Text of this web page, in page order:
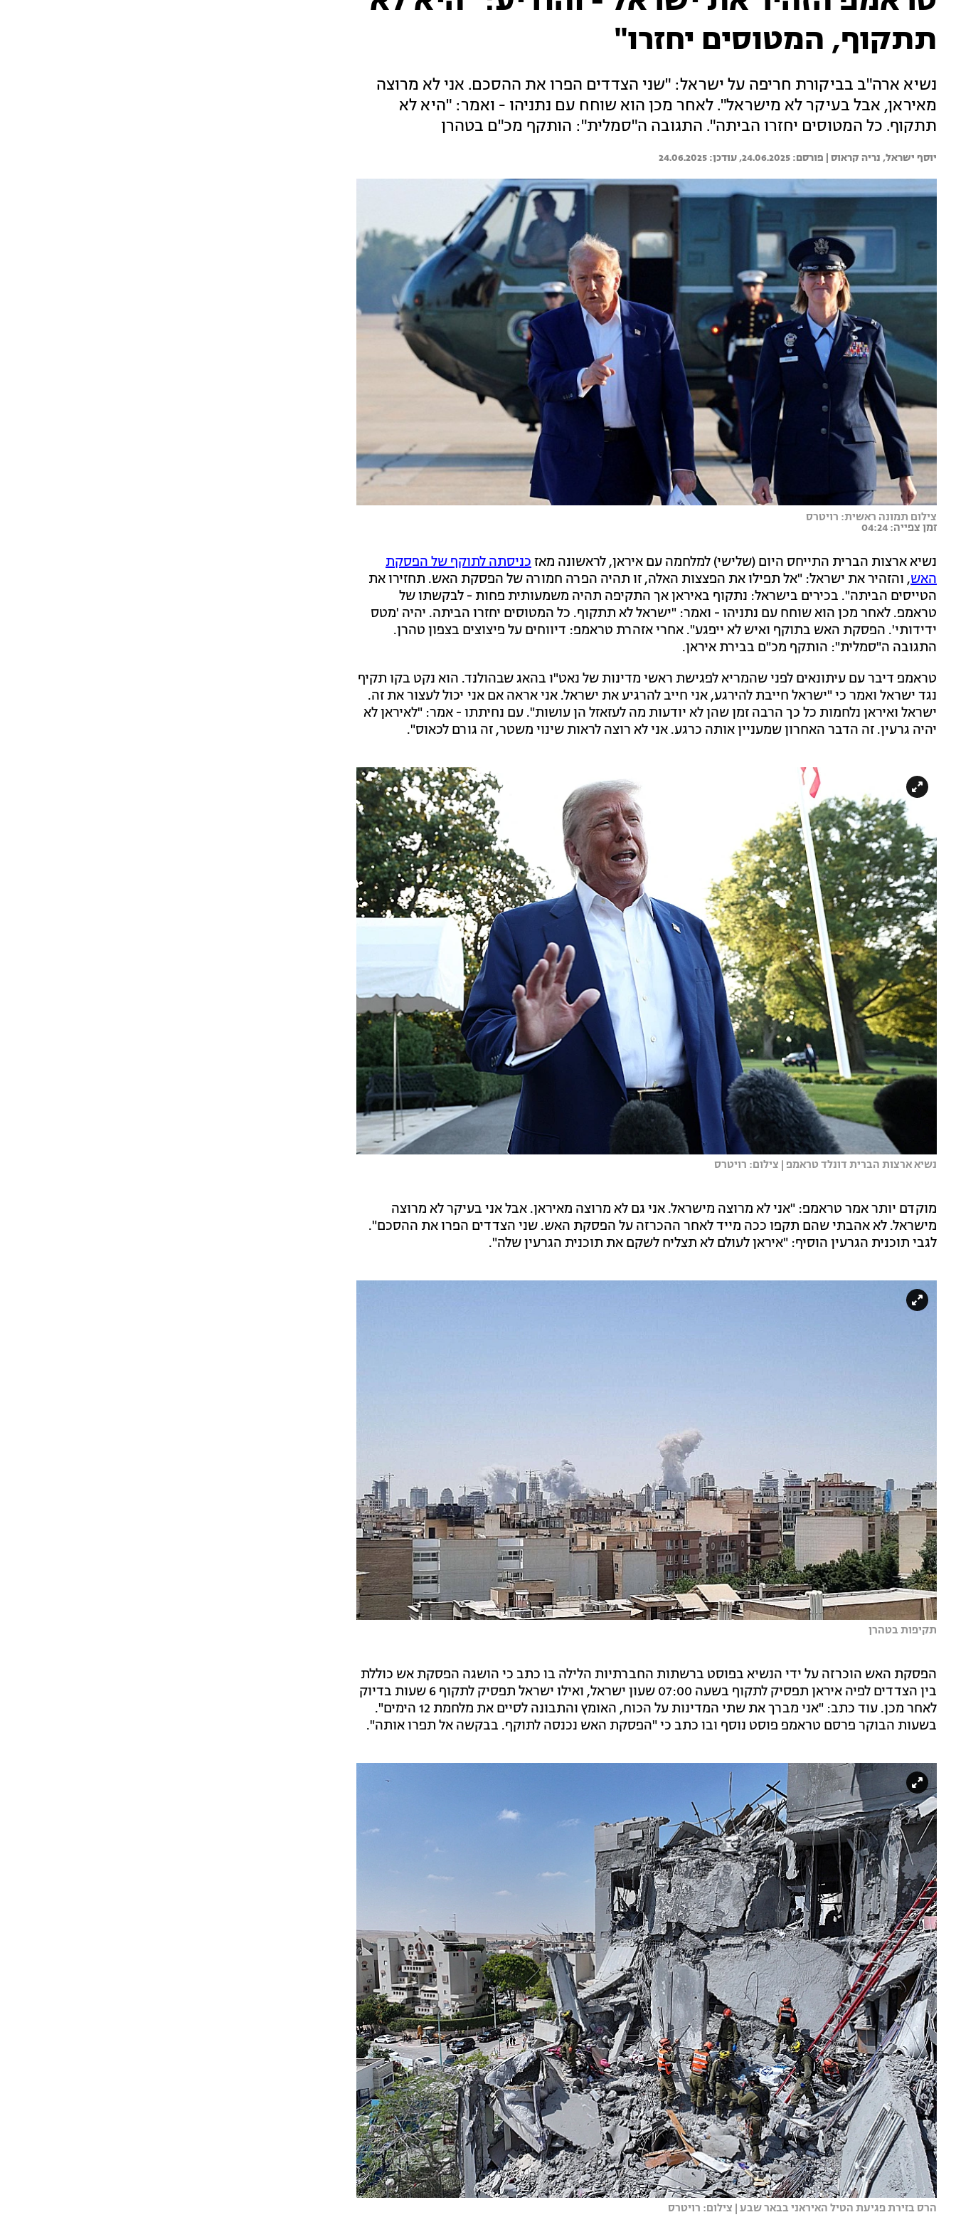
תתקוף, המטוסים יחזרו"
נשיא ארה"ב בביקורת חריפה על ישראל: "שני הצדדים הפרו את ההסכם. אני לא מרוצה
מאיראן, אבל בעיקר לא מישראל". לאחר מכן הוא שוחח עם נתניהו - ואמר: "היא לא
תתקוף. כל המטוסים יחזרו הביתה". התגובה ה"סמלית": הותקף מכ"ם בטהרן
יוסף ישראל, נריה קראוס | 24.06.2025
24.06.2025
צילום תמונה ראשית: רויטרס
זמן צפייה: 04:24
נשיא ארצות הברית התייחס היום (שלישי) למלחמה עם איראן, לראשונה מאזכניסתה לתוקף של הפסקת
האש, והזהיר את ישראל: "אל תפילו את הפצצות האלה, זו תהיה הפרה חמורה של הפסקת האש. תחזירו את
הטייסים הביתה". בכירים בישראל: נתקוף באיראן אך התקיפה תהיה משמעותית פחות - לבקשתו של
טראמפ. לאחר מכן הוא שוחח עם נתניהו - ואמר: "ישראל לא תתקוף. כל המטוסים יחזרו הביתה. יהיה 'מטס
ידידותי'. הפסקת האש בתוקף ואיש לא ייפגע". אחרי אזהרת טראמפ: דיווחים על פיצוצים בצפון טהרן.
התגובה ה"סמלית": הותקף מכ"ם בבירת איראן.
טראמפ דיבר עם עיתונאים לפני שהמריא לפגישת ראשי מדינות של נאט"ו בהאג שבהולנד. הוא נקט בקו תקיף
נגד ישראל ואמר כי "ישראל חייבת להירגע, אני חייב להרגיע את ישראל. אני אראה אם אני יכול לעצור את זה.
ישראל ואיראן נלחמות כל כך הרבה זמן שהן לא יודעות מה לעזאזל הן עושות". עם נחיתתו - אמר: "לאיראן לא
יהיה גרעין. זה הדבר האחרון שמעניין אותה כרגע. אני לא רוצה לראות שינוי משטר, זה גורם לכאוס".
נשיא ארצות הברית דונלד טראמפ | צילום: רויטרס
מוקדם יותר אמר טראמפ: "אני לא מרוצה מישראל. אני גם לא מרוצה מאיראן. אבל אני בעיקר לא מרוצה
מישראל. לא אהבתי שהם תקפו ככה מייד לאחר ההכרזה על הפסקת האש. שני הצדדים הפרו את ההסכם".
לגבי תוכנית הגרעין הוסיף: "איראן לעולם לא תצליח לשקם את תוכנית הגרעין שלה".
תקיפות בטהרן
הפסקת האש הוכרזה על ידי הנשיא בפוסט ברשתות החברתיות הלילה בו כתב כי הושגה הפסקת אש כוללת
בין הצדדים לפיה איראן תפסיק לתקוף בשעה 07:00 שעון ישראל, ואילו ישראל תפסיק לתקוף 6 שעות בדיוק
לאחר מכן. עוד כתב: "אני מברך את שתי המדינות על הכוח, האומץ והתבונה לסיים את מלחמת 12 הימים".
בשעות הבוקר פרסם טראמפ פוסט נוסף ובו כתב כי "הפסקת האש נכנסה לתוקף. בבקשה אל תפרו אותה".
הרס בזירת פגיעת הטיל האיראני בבאר שבע | צילום: רויטרס